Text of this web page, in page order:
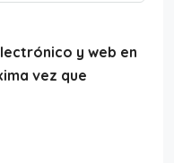
y web en
vez que